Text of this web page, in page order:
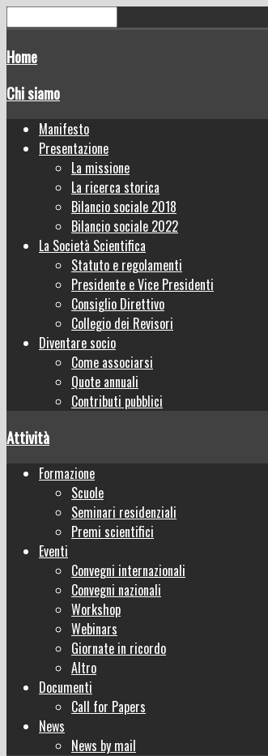
Home
Chi siamo
Manifesto
Presentazione
La missione
La ricerca storica
Bilancio sociale 2018
Bilancio sociale 2022
La Società Scientifica
Statuto e regolamenti
Presidente e Vice Presidenti
Consiglio Direttivo
Collegio dei Revisori
Diventare socio
Come associarsi
Quote annuali
Contributi pubblici
Attività
Formazione
Scuole
Seminari residenziali
Premi scientifici
Eventi
Convegni internazionali
Convegni nazionali
Workshop
Webinars
Giornate in ricordo
Altro
Documenti
Call for Papers
News
News by mail